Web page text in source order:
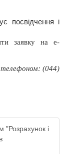
посвідчення і
заявку на e-
телефоном: (044)
"Розрахунок і